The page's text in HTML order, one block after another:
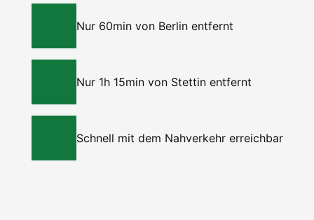
Nur 60min von Berlin entfernt
Nur 1h 15min von Stettin entfernt
Schnell mit dem Nahverkehr erreichbar